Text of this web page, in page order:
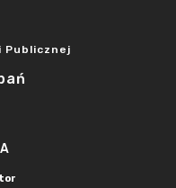
Publicznej